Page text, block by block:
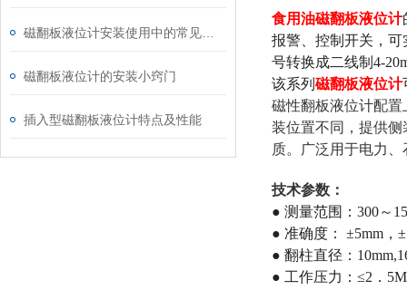
磁翻板液位计的安装小窍门
插入型磁翻板液位计特点及性能
食用油磁翻板液位计
报警、控制开关，
号转换成二线制4-
该系列 磁翻板液位计
磁性翻板液位计配
装位置不同，提供
质。广泛用于电力
技术参数：
● 测量范围：300～
● 准确度： ±5mm，
● 翻柱直径：
● 工作压力：≤2．